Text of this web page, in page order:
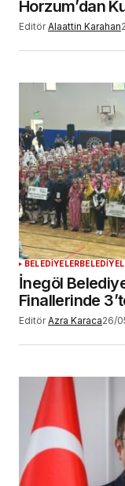
Horzum’dan
Editör Alaattin Karahan
BELEDİYELER
İnegöl
Finallerinde
Editör Azra Karaca26/